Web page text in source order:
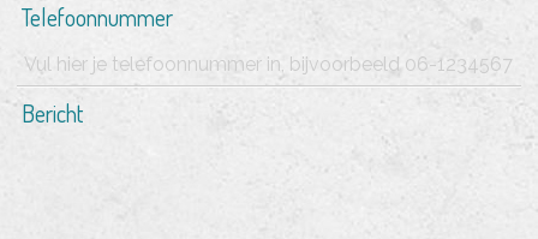
Telefoonnummer
Bericht